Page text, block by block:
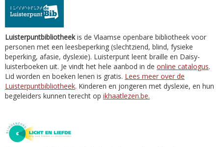
Luisterpuntbibliotheekis de Vlaamse openbare bibliotheek voor
personen met een leesbeperking (slechtziend, blind, fysieke
beperking, afasie, dyslexie). Luisterpunt leent braille en Daisy-
luisterboeken uit. Je vindt het hele aanbod in de online catalogus.
Lid worden en boeken lenen is gratis. Lees meer over de
Luisterpuntbibliotheek. Kinderen en jongeren met dyslexie, en hun
begeleiders kunnen terecht op ikhaatlezen.be.